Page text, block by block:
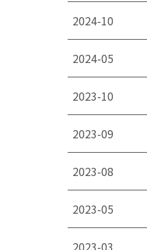
2024-10
2024-05
2023-10
2023-09
2023-08
2023-05
2023-03